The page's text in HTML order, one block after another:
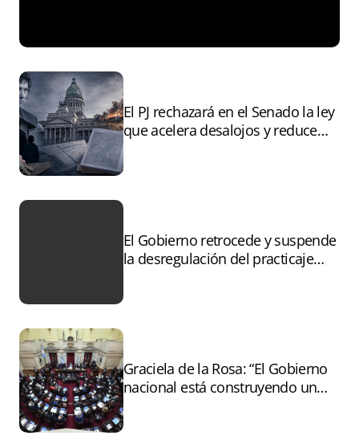
El PJ rechazará en el Senado la ley
que acelera desalojos y reduce
El Gobierno retrocede y suspende
la desregulación del practicaje
Graciela de la Rosa: “El Gobierno
nacional está construyendo un